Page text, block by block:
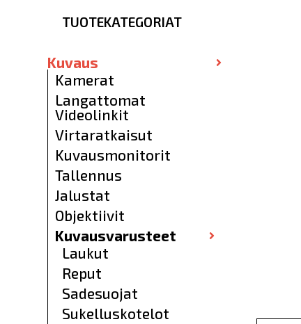
TUOTEKATEGORIAT
Kuvaus
Kamerat
Langattomat
Videolinkit
Virtaratkaisut
Kuvausmonitorit
Tallennus
Jalustat
Objektiivit
Kuvausvarusteet
Laukut
Reput
Sadesuojat
Sukelluskotelot